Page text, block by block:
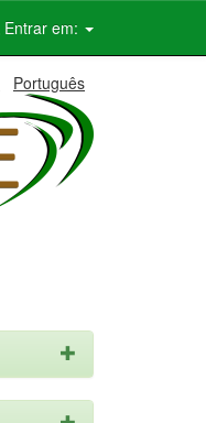
Entrar em:
Português